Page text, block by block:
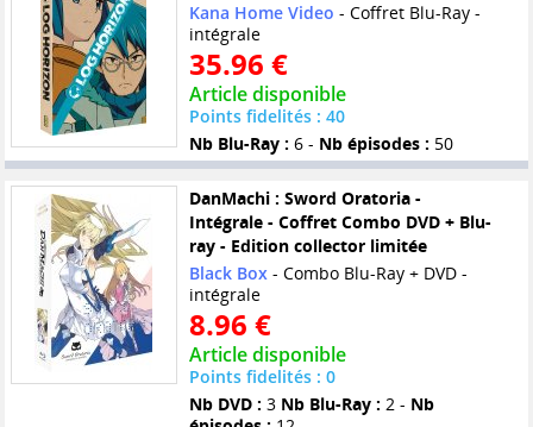
Kana Home Video - Coffret Blu-Ray -
intégrale
35.96 €
Article disponible
Points fidelités : 40
Nb Blu-Ray : 6 - Nb épisodes : 50
DanMachi : Sword Oratoria -
Intégrale - Coffret Combo DVD + Blu-
ray - Edition collector limitée
Black Box- Combo Blu-Ray + DVD -
intégrale
8.96 €
Article disponible
Points fidelités : 0
Nb DVD : 3 Nb Blu-Ray : 2 - Nb